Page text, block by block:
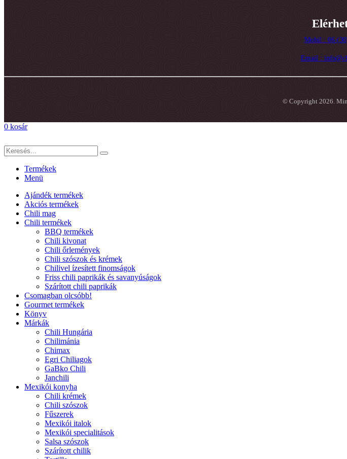
Mobil : 06
Email :
© Copyright 2026.
0 kosár
Termékek
Menü
Ajándék termékek
Akciós termékek
Chili mag
Chili termékek
BBQ termékek
Chili kivonat
Chili őrlemények
Chili szószok és krémek
Chilivel ízesített finomságok
Friss chili paprikák és savanyúságok
Szárított chili paprikák
Csomagban olcsóbb!
Gourmet termékek
Könyv
Márkák
Chili Hungária
Chilimánia
Chimax
Egri Chiliagok
GaBko Chili
Janchili
Mexikói konyha
Chili krémek
Chili szószok
Fűszerek
Mexikói italok
Mexikói specialitások
Salsa szószok
Szárított chilik